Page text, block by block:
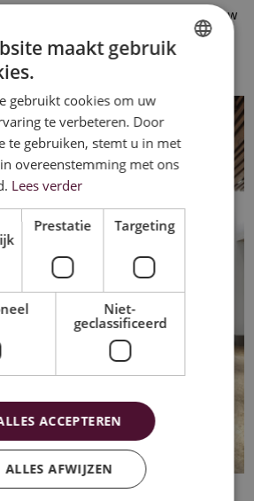
van een plafond naar een nieuw
expressie.maakt gebruik
gebruikt cookies om uw
te verbeteren. Door
te gebruiken, stemt u in met
overeenstemming met ons
Lees verder
Prestatie Targeting
Niet-
geclassificeerd
ACCEPTEREN
ALLES AFWIJZEN